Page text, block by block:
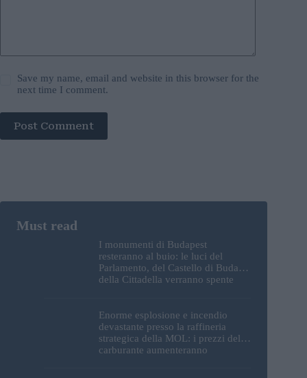
Save my name, email and website in this browser for the
next time I comment.
Post Comment
I monumenti di Budapest
resteranno al buio: le luci del
Parlamento, del Castello di Buda e
della Cittadella verranno spente
Enorme esplosione e incendio
devastante presso la raffineria
strategica della MOL: i prezzi del
carburante aumenteranno